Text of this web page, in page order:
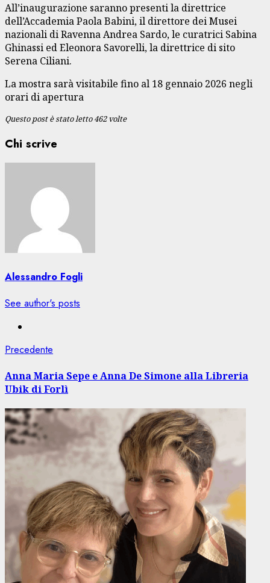
All’inaugurazione saranno presenti la direttrice
dell’Accademia Paola Babini, il direttore dei Musei
nazionali di Ravenna Andrea Sardo, le curatrici Sabina
Ghinassi ed Eleonora Savorelli, la direttrice di sito
Serena Ciliani.
La mostra sarà visitabile fino al 18 gennaio 2026 negli
orari di apertura
Questo post è stato letto 462 volte
Chi scrive
Alessandro Fogli
See author's posts
Navigazione
articolo
Precedente
Anna Maria Sepe e Anna De Simone alla Libreria
Ubik di Forlì